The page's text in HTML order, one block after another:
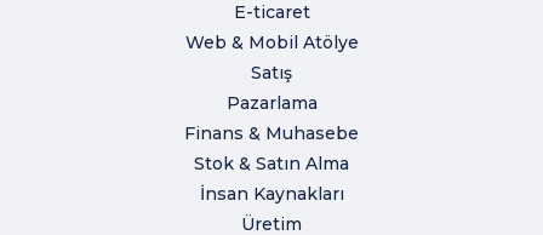
E-ticaret
Web & Mobil Atölye
Satış
Pazarlama
Finans & Muhasebe
Stok & Satın Alma
İnsan Kaynakları
Üretim